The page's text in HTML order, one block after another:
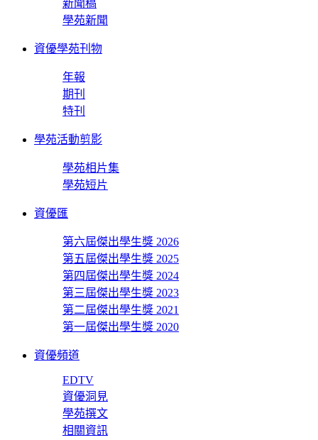
新聞稿
學苑新聞
資優學苑刊物
年報
期刊
特刊
學苑活動剪影
學苑相片集
學苑短片
資優匯
第六屆傑出學生獎 2026
第五屆傑出學生獎 2025
第四屆傑出學生獎 2024
第三屆傑出學生獎 2023
第二屆傑出學生獎 2021
第一屆傑出學生獎 2020
資優頻道
EDTV
資優洞見
學苑撰文
相關資訊